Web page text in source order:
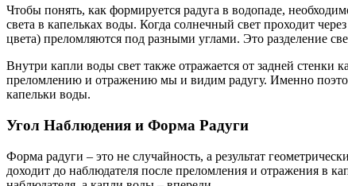
Чтобы понять, как формируется радуга в водопаде,
света в капельках воды. Когда солнечный свет проходит
цвета) преломляются под разными углами. Это разделение
Внутри капли воды свет также отражается от задней стенки
преломлению и отражению мы и видим радугу. Именно
капельки воды.
Угол Наблюдения и Форма Радуги
Форма радуги – это не случайность, а результат
доходит до наблюдателя после преломления и отражения в